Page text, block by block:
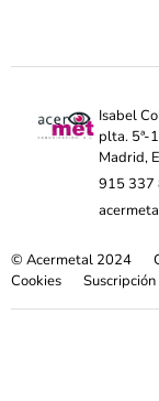
Isabel
plta. 5ª-
Madrid,
915 337
© Acermetal 2024
Cookies
Suscripción